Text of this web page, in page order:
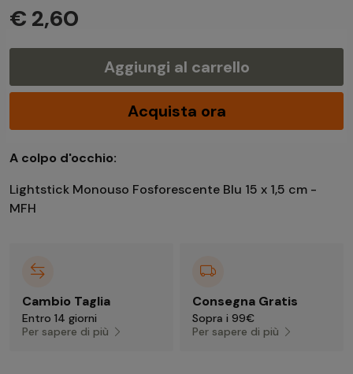
€ 2,60
Aggiungi al carrello
Acquista ora
A colpo d'occhio:
Lightstick Monouso Fosforescente Blu 15 x 1,5 cm -
MFH
Cambio Taglia
Entro 14 giorni
Per sapere di più
Consegna Gratis
Sopra i 99€
Per sapere di più